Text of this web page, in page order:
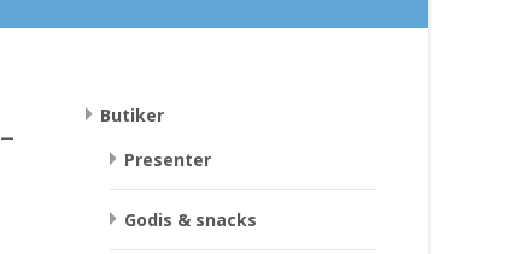
Butiker
Presenter
Godis & snacks